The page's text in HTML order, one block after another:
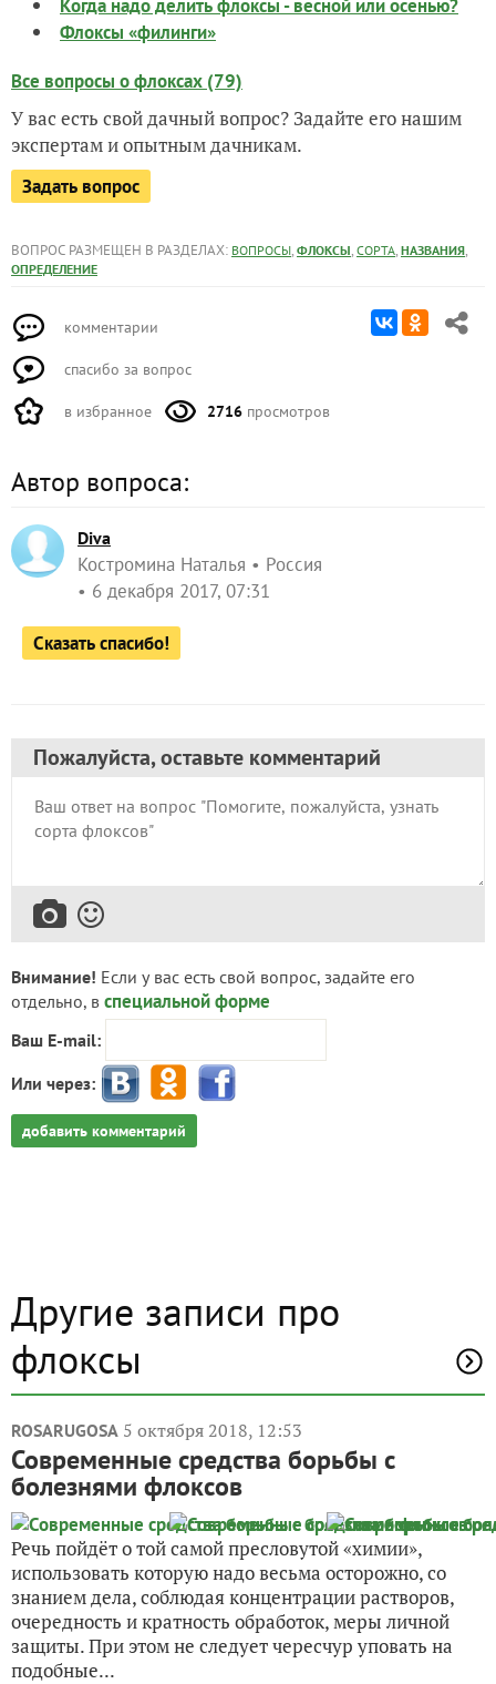
Когда надо делить флоксы - весной или осенью?
Флоксы «филинги»
Все вопросы о флоксах (79)
У вас есть свой дачный вопрос? Задайте его нашим
экспертам и опытным дачникам.
Задать вопрос
ВОПРОС РАЗМЕЩЕН В РАЗДЕЛАХ: ВОПРОСЫ, ФЛОКСЫ, СОРТА, НАЗВАНИЯ,
ОПРЕДЕЛЕНИЕ
комментарии
спасибо за вопрос
в избранное 2716 просмотров
Автор вопроса:
Diva
Костромина Наталья
Россия
6 декабря 2017, 07:31
Сказать спасибо!
Пожалуйста, оставьте комментарий
Внимание! Если у вас есть свой вопрос, задайте его
отдельно, в специальной форме
Ваш E-mail:
Или через:
добавить комментарий
Другие записи про
флоксы
ROSARUGOSA 5 октября 2018, 12:53
Современные средства борьбы с
болезнями флоксов
Речь пойдёт о той самой пресловутой «химии»,
использовать которую надо весьма осторожно, со
знанием дела, соблюдая концентрации растворов,
очередность и кратность обработок, меры личной
защиты. При этом не следует чересчур уповать на
подобные...